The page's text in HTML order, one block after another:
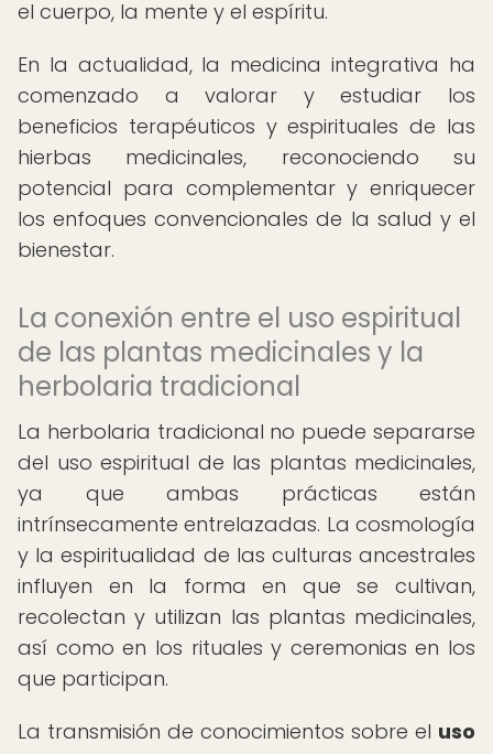
el cuerpo, la mente y el espíritu.
En la actualidad, la medicina integrativa ha
comenzado a valorar y estudiar los
beneficios terapéuticos y espirituales de las
hierbas medicinales, reconociendo su
potencial para complementar y enriquecer
los enfoques convencionales de la salud y el
bienestar.
La conexión entre el uso espiritual
de las plantas medicinales y la
herbolaria tradicional
La herbolaria tradicional no puede separarse
del uso espiritual de las plantas medicinales,
ya que ambas prácticas están
intrínsecamente entrelazadas. La cosmología
y la espiritualidad de las culturas ancestrales
influyen en la forma en que se cultivan,
recolectan y utilizan las plantas medicinales,
así como en los rituales y ceremonias en los
que participan.
La transmisión de conocimientos sobre el uso